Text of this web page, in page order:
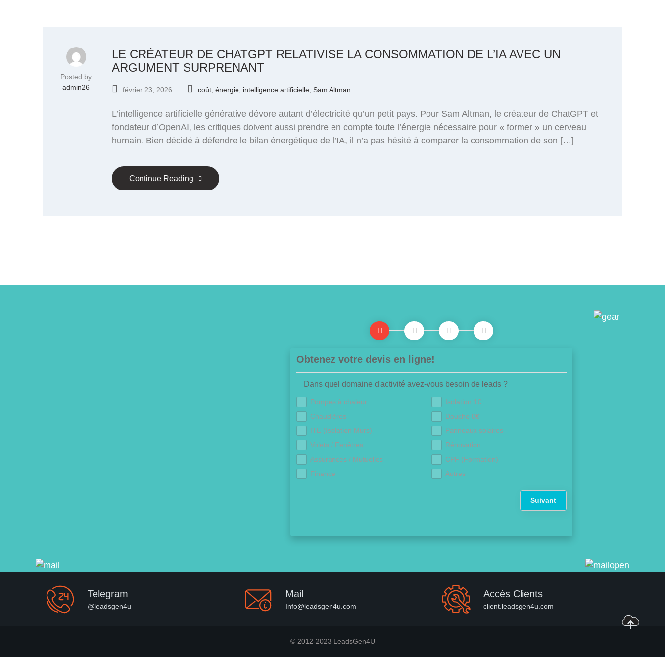
Posted by
admin26
LE CRÉATEUR DE CHATGPT RELATIVISE LA CONSOMMATION DE L’IA AVEC UN
ARGUMENT SURPRENANT
février 23, 2026 coût énergie intelligence artificielle Sam Altman
L’intelligence artificielle générative dévore autant d’électricité qu’un petit pays. Pour Sam Altman, le créateur de ChatGPT et
fondateur d’OpenAI, les critiques doivent aussi prendre en compte toute l’énergie nécessaire pour « former » un cerveau
humain. Bien décidé à défendre le bilan énergétique de l’IA, il n’a pas hésité à comparer la consommation de son […]
Continue Reading
Obtenez votre devis en ligne!
Dans quel domaine d'activité avez-vous besoin de leads ?
Pompes à chaleur
Isolation 1€
Chaudières
Douche 0€
ITE (Isolation Murs)
Panneaux solaires
Volets / Fenêtres
Rénovation
Assurances / Mutuelles
CPF (Formation)
Finance
Autres
Suivant
Telegram
@leadsgen4u
Mail
Info@leadsgen4u.com
Accès Clients
client.leadsgen4u.com
© 2012-2023 LeadsGen4U